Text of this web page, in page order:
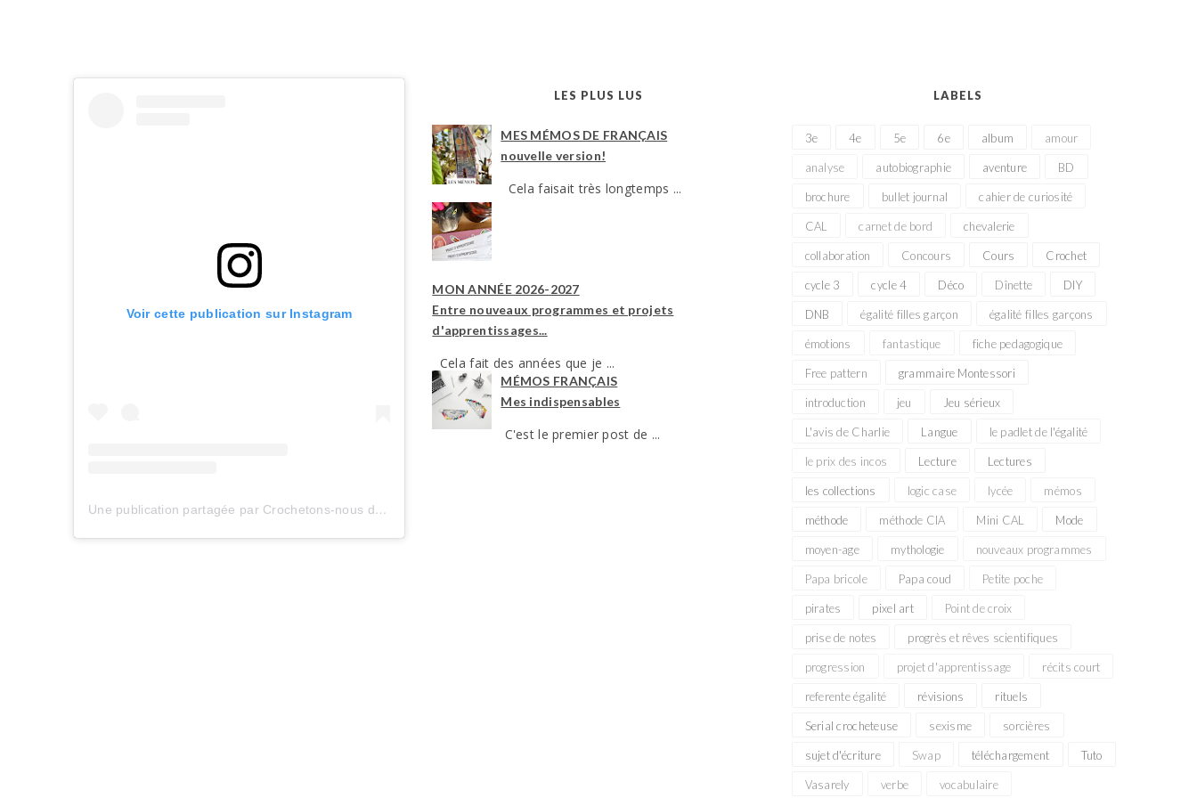
Voir cette publication sur Instagram
Une publication partagée par Crochetons-nous dans les bois (@crochetonsnousdanslesbois)
LES PLUS LUS
MES MÉMOS DE FRANÇAIS
nouvelle version!
Cela faisait très longtemps ...
MON ANNÉE 2026-2027
Entre nouveaux programmes et projets
d'apprentissages...
Cela fait des années que je ...
MÉMOS FRANÇAIS
Mes indispensables
C'est le premier post de ...
LABELS
3e 4e 5e 6e album amour
analyse autobiographie aventure BD
brochure bullet journal cahier de curiosité
CAL carnet de bord chevalerie
collaboration Concours Cours Crochet
cycle 3 cycle 4 Déco Dînette DIY
DNB égalité filles garçon égalité filles garçons
émotions fantastique fiche pedagogique
Free pattern grammaire Montessori
introduction jeu Jeu sérieux
L'avis de Charlie Langue le padlet de l'égalité
le prix des incos Lecture Lectures
les collections logic case lycée mémos
méthode méthode CIA Mini CAL Mode
moyen-age mythologie nouveaux programmes
Papa bricole Papa coud Petite poche
pirates pixel art Point de croix
prise de notes progrès et rêves scientifiques
progression projet d'apprentissage récits court
referente égalité révisions rituels
Serial crocheteuse sexisme sorcières
sujet d'écriture Swap téléchargement Tuto
Vasarely verbe vocabulaire